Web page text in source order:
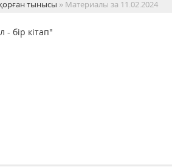
тынысы » Материалы за 11.02.2024